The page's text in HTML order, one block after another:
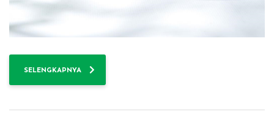
SELENGKAPNYA